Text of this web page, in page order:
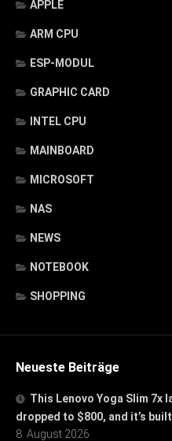
APPLE
ARM CPU
ESP-MODUL
GRAPHIC CARD
INTEL CPU
MAINBOARD
MICROSOFT
NAS
NEWS
NOTEBOOK
SHOPPING
Neueste Beiträge
This Lenovo Yoga Slim 7x
dropped to $800, and it’s
8. August 2026